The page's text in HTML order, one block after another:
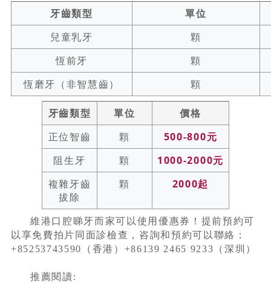
牙齒類型
單位
兒童乳牙
顆
恆前牙
顆
恆磨牙（非智慧齒）
顆
牙齒類型 單位
價格
正位智齒
顆
500-800元
阻生牙
顆
1000-2000元
複雜牙齒
拔除
顆 2000起
維港口腔睇牙而家可以使用優惠券！提前預約可
以享免費拍片同面診檢查，咨詢和預約可以聯絡：
+85253743590（香港）+86139 2465 9233（深圳）
推薦閱讀: